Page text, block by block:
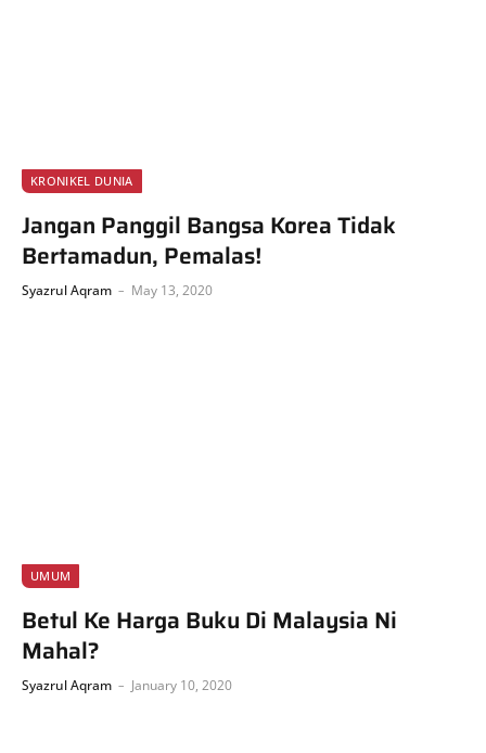
KRONIKEL DUNIA
Jangan Panggil Bangsa Korea Tidak
Bertamadun, Pemalas!
Syazrul Aqram May 13, 2020
UMUM
Betul Ke Harga Buku Di Malaysia Ni
Mahal?
Syazrul Aqram January 10, 2020